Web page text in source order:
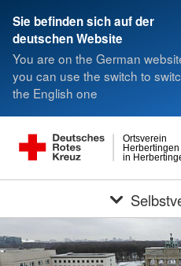
Sie befinden sich auf der
deutschen Website
You are on the German
you can use the switch to
the English one
in
Herbertingen
Ortsverein